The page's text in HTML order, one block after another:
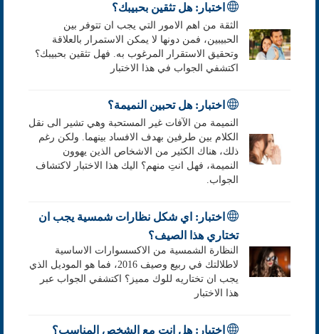
اختبار: هل تثقين بحبيبك؟
الثقة من اهم الامور التي يجب ان تتوفر بين
الحبيبين، فمن دونها لا يمكن الاستمرار بالعلاقة
وتحقيق الاستقرار المرغوب به. فهل تثقين بحبيبك؟
اكتشفي الجواب في هذا الاختبار
اختبار: هل تحبين النميمة؟
النميمة من الآفات غير المستحبة وهي تشير الى نقل
الكلام بين طرفين بهدف الافساد بينهما. ولكن رغم
ذلك، هناك الكثير من الاشخاص الذين يهوون
النميمة، فهل انتِ منهم؟ اليك هذا الاختبار لاكتشاف
الجواب.
اختبار: اي شكل نظارات شمسية يجب ان
تختاري هذا الصيف؟
النظارة الشمسية من الاكسسوارات الاساسية
لاطلالتك في ربيع وصيف 2016، فما هو الموديل الذي
يجب ان تختاريه للوك مميز؟ اكتشفي الجواب عبر
هذا الاختبار
اختبار: هل انتِ مع الشخص المناسب؟